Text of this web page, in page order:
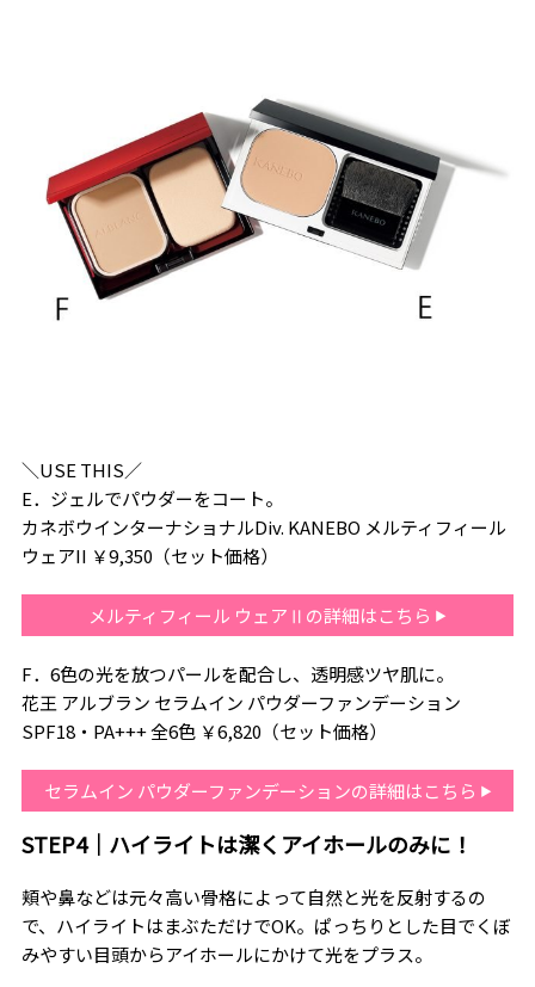
＼USE THIS／
E．ジェルでパウダーをコート。
カネボウインターナショナルDiv. KANEBO メルティフィール
ウェアII ￥9,350（セット価格）
メルティフィール ウェアⅡの詳細はこちら
F．6色の光を放つパールを配合し、透明感ツヤ肌に。
花王 アルブラン セラムイン パウダーファンデーション
SPF18・PA+++ 全6色 ￥6,820（セット価格）
セラムイン パウダーファンデーションの詳細はこちら
STEP4｜ハイライトは潔くアイホールのみに！
頬や鼻などは元々高い骨格によって自然と光を反射するの
で、ハイライトはまぶただけでOK。ぱっちりとした目でくぼ
みやすい目頭からアイホールにかけて光をプラス。